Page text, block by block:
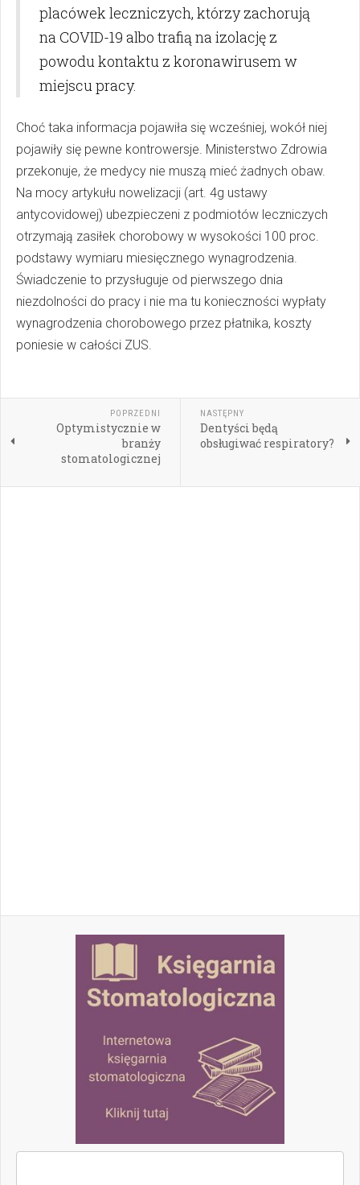
placówek leczniczych, którzy zachorują
na COVID-19 albo trafią na izolację z
powodu kontaktu z koronawirusem w
miejscu pracy.
Choć taka informacja pojawiła się wcześniej, wokół niej
pojawiły się pewne kontrowersje. Ministerstwo Zdrowia
przekonuje, że medycy nie muszą mieć żadnych obaw.
Na mocy artykułu nowelizacji (art. 4g ustawy
antycovidowej) ubezpieczeni z podmiotów leczniczych
otrzymają zasiłek chorobowy w wysokości 100 proc.
podstawy wymiaru miesięcznego wynagrodzenia.
Świadczenie to przysługuje od pierwszego dnia
niezdolności do pracy i nie ma tu konieczności wypłaty
wynagrodzenia chorobowego przez płatnika, koszty
poniesie w całości ZUS.
POPRZEDNI
Optymistycznie w
branży
stomatologicznej
NASTĘPNY
Dentyści będą
obsługiwać respiratory?